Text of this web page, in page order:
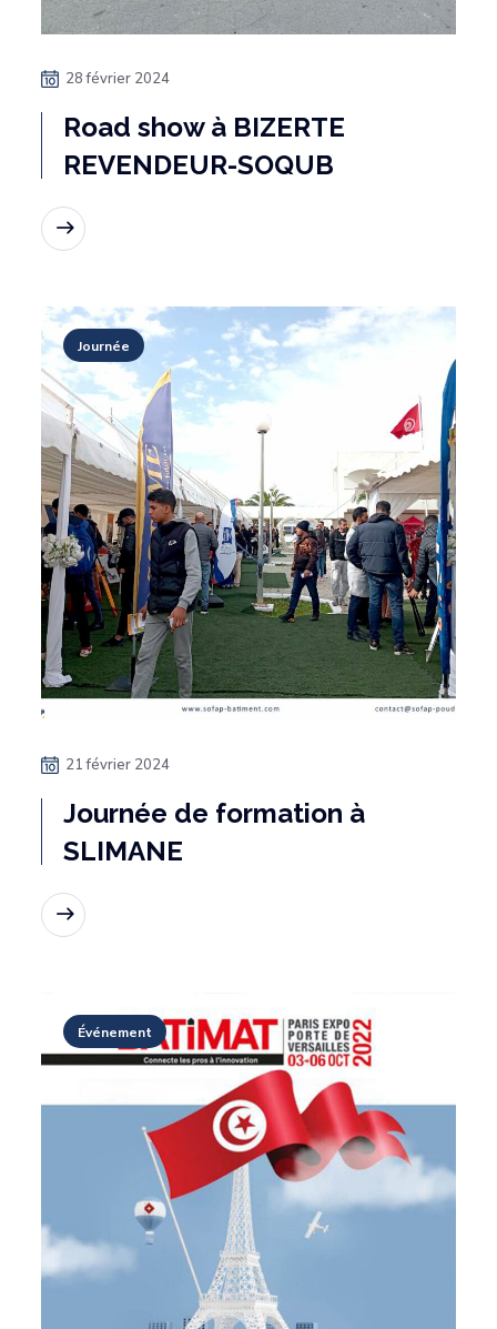
28 février 2024
Road show à BIZERTE
REVENDEUR-SOQUB
Journée
21 février 2024
Journée de formation à
SLIMANE
Événement